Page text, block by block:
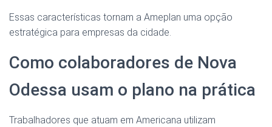
Essas características tornam a Ameplan uma opção
estratégica para empresas da cidade.
Como colaboradores de Nova
Odessa usam o plano na prática
Trabalhadores que atuam em Americana utilizam